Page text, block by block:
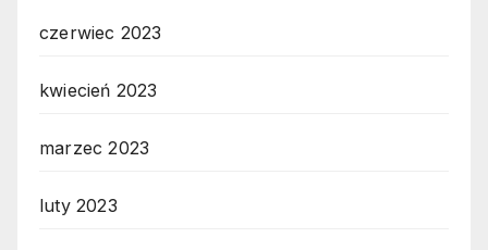
czerwiec 2023
kwiecień 2023
marzec 2023
luty 2023